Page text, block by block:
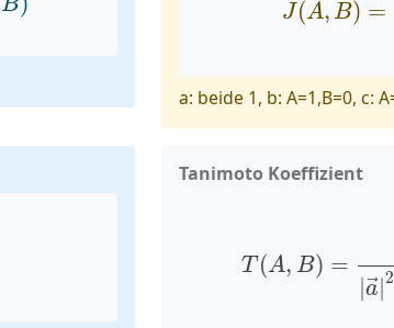
J(A, B) =
a: beide 1, b: A=1,B=0, c:
Tanimoto Koeffizient
T(A, B) =
|→
a |2